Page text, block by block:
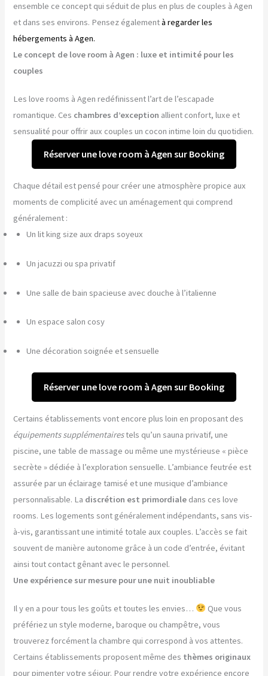
ensemble ce concept qui séduit de plus en plus de couples à Agen
et dans ses environs. Pensez égalementà regarder les
hébergements à Agen.
Le concept de love room à Agen : luxe et intimité pour les
couples
Les love rooms à Agen redéfinissent l’art de l’escapade
romantique. Ces chambres d’exception allient confort, luxe et
sensualité pour offrir aux couples un cocon intime loin du quotidien.
Réserver une love room à Agen sur Booking
Chaque détail est pensé pour créer une atmosphère propice aux
moments de complicité avec un aménagement qui comprend
généralement :
Un lit king size aux draps soyeux
Un jacuzzi ou spa privatif
Une salle de bain spacieuse avec douche à l’italienne
Un espace salon cosy
Une décoration soignée et sensuelle
Réserver une love room à Agen sur Booking
Certains établissements vont encore plus loin en proposant des
équipements supplémentairestels qu’un sauna privatif, une
piscine, une table de massage ou même une mystérieuse « pièce
secrète » dédiée à l’exploration sensuelle. L’ambiance feutrée est
assurée par un éclairage tamisé et une musique d’ambiance
personnalisable. La discrétion est primordiale dans ces love
rooms. Les logements sont généralement indépendants, sans vis-
à-vis, garantissant une intimité totale aux couples. L’accès se fait
souvent de manière autonome grâce à un code d’entrée, évitant
ainsi tout contact gênant avec le personnel.
Une expérience sur mesure pour une nuit inoubliable
Il y en a pour tous les goûts et toutes les envies…
Que vous
préfériez un style moderne, baroque ou champêtre, vous
trouverez forcément la chambre qui correspond à vos attentes.
Certains établissements proposent même des thèmes originaux
pour pimenter votre séjour. Pour rendre votre expérience encore